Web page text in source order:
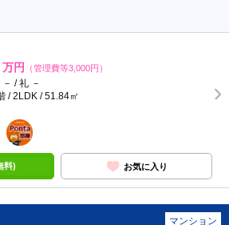
万円 （管理費等3,000円）
－ / 礼 －
/ 2LDK / 51.84㎡
ポンタ
部屋
料) お気に入り
マンション